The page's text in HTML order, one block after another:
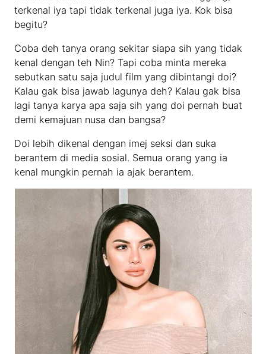
terkenal iya tapi tidak terkenal juga iya. Kok bisa
begitu?
Coba deh tanya orang sekitar siapa sih yang tidak
kenal dengan teh Nin? Tapi coba minta mereka
sebutkan satu saja judul film yang dibintangi doi?
Kalau gak bisa jawab lagunya deh? Kalau gak bisa
lagi tanya karya apa saja sih yang doi pernah buat
demi kemajuan nusa dan bangsa?
Doi lebih dikenal dengan imej seksi dan suka
berantem di media sosial. Semua orang yang ia
kenal mungkin pernah ia ajak berantem.